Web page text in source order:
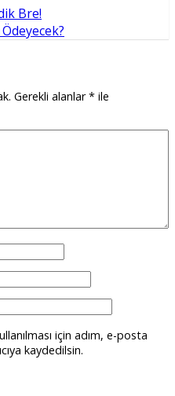
Bre!
Gerekli alanlar* ile
için adım, e-posta
kaydedilsin.